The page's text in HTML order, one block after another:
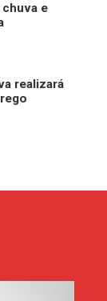
e
realizará